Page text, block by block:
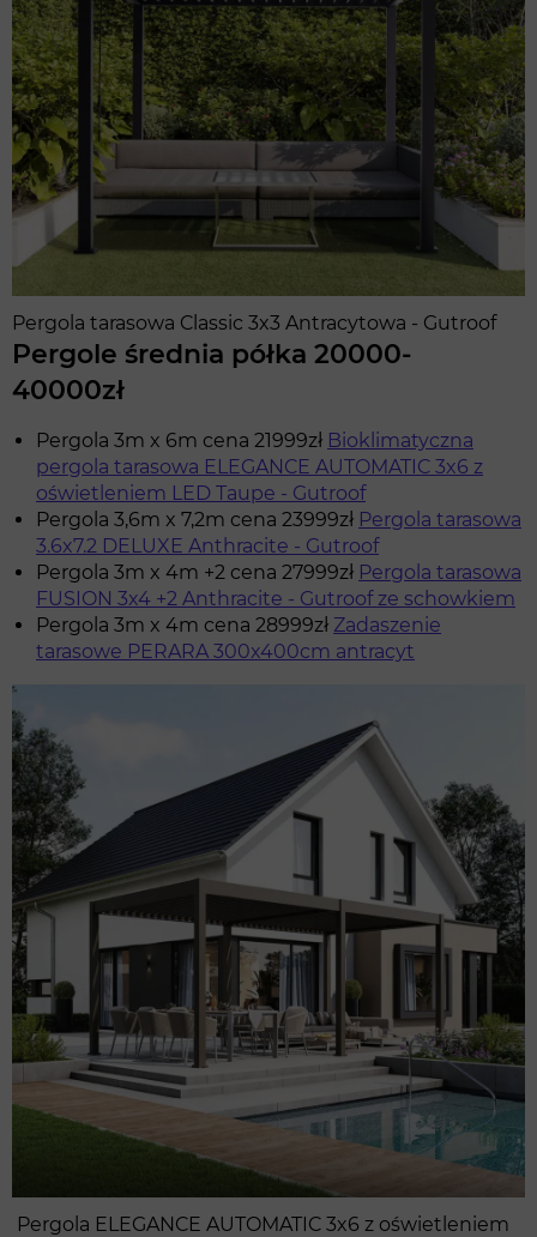
Pergola tarasowa Classic 3x3 Antracytowa - Gutroof
Pergole średnia półka 20000-
40000zł
Pergola 3m x 6m cena 21999zł Bioklimatyczna
pergola tarasowa ELEGANCE AUTOMATIC 3x6 z
oświetleniem LED Taupe - Gutroof
Pergola 3,6m x 7,2m cena 23999zł Pergola tarasowa
3.6x7.2 DELUXE Anthracite - Gutroof
Pergola 3m x 4m +2 cena 27999zł Pergola tarasowa
FUSION 3x4 +2 Anthracite - Gutroof ze schowkiem
Pergola 3m x 4m cena 28999zł Zadaszenie
tarasowe PERARA 300x400cm antracyt
Pergola ELEGANCE AUTOMATIC 3x6 z oświetleniem